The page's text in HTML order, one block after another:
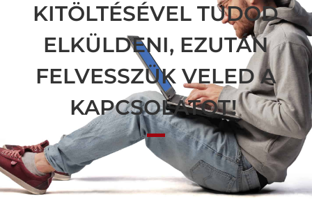
KITÖLTÉSÉVEL TUDOD
ELKÜLDENI, EZUTÁN
FELVESSZÜK VELED A
KAPCSOLATOT!